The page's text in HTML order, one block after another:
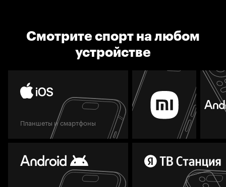
Смотрите спорт на любом
устройстве
Планшеты и смартфоны